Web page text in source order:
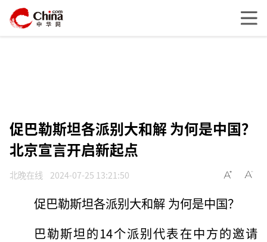
促巴勒斯坦各派别大和解 为何是中国？
北京宣言开启新起点
北晚在线 2024-07-25 13:21:50
促巴勒斯坦各派别大和解 为何是中国？
巴勒斯坦的14个派别代表在中方的邀请